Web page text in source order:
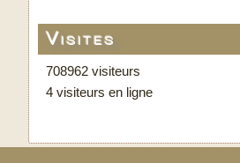
Visites
708962 visiteurs
4 visiteurs en ligne